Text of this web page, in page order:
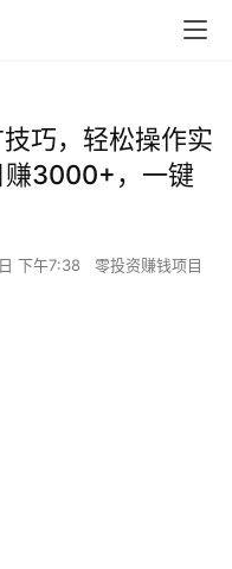
技巧，轻松操作实
赚3000+，一键
下午7:38
零投资赚钱项目